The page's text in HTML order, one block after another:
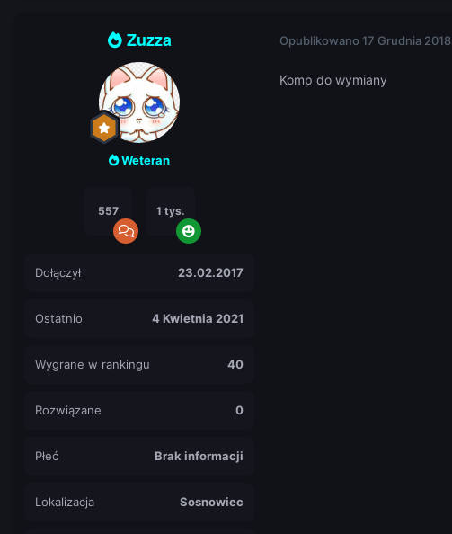
Zuzza
Weteran
557 1 tys.
Dołączył 23.02.2017
Ostatnio 4 Kwietnia 2021
Wygrane w rankingu 40
Rozwiązane 0
Płeć Brak informacji
Lokalizacja Sosnowiec
Opublikowano 17 Grudnia 2018
Komp do wymiany